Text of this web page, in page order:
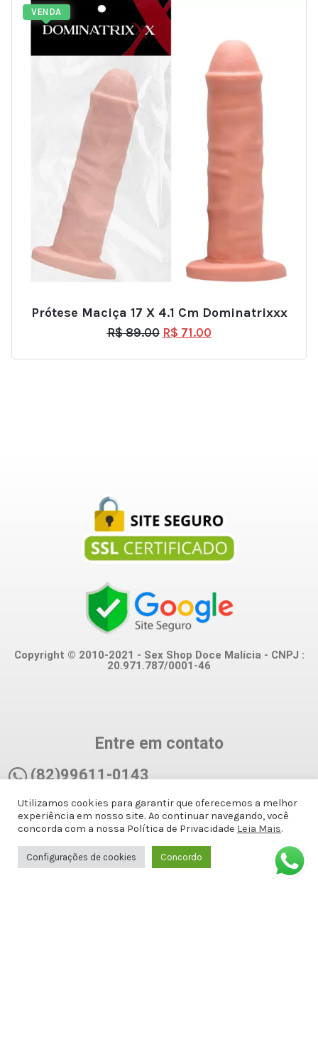
VENDA
Prótese Maciça 17 X 4.1 Cm Dominatrixxx
R$89.00 R$ 71.00
Copyright © 2010-2021 - Sex Shop Doce Malícia - CNPJ :
20.971.787/0001-46
Entre em contato
(82)99611-0143
(82)99611-0143
docemalicianet@gmail.com
Utilizamos cookies para garantir que oferecemos a melhor
experiência em nosso site. Ao continuar navegando, você
concorda com a nossa Política de Privacidade Leia Mais.
Configurações de cookies Concordo